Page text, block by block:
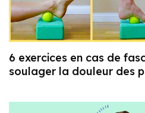
6 exercices en cas de
soulager la douleur des